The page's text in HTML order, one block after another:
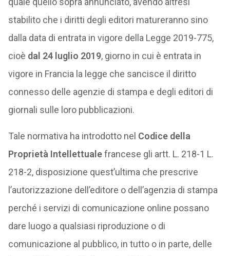
stabilito che i diritti degli editori matureranno sino
dalla data di entrata in vigore della Legge 2019-775,
cioè dal 24 luglio 2019, giorno in cui è entrata in
vigore in Francia la legge che sancisce il diritto
connesso delle agenzie di stampa e degli editori di
giornali sulle loro pubblicazioni.
Tale normativa ha introdotto nel Codice della
Proprietà Intellettualefrancese gli artt. L. 218-1 L.
218-2, disposizione quest’ultima che prescrive
l’autorizzazione dell’editore o dell’agenzia di stampa
perché i servizi di comunicazione online possano
dare luogo a qualsiasi riproduzione o di
comunicazione al pubblico, in tutto o in parte, delle